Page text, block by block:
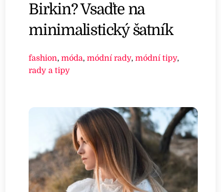
Birkin? Vsaďte na
minimalistický šatník
fashion,móda,módní rady,módní tipy,
rady a tipy